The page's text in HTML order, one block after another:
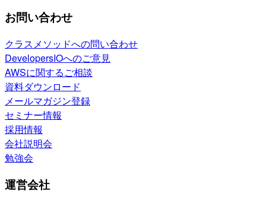
お問い合わせ
クラスメソッドへの問い合わせ
DevelopersIOへのご意見
AWSに関するご相談
資料ダウンロード
メールマガジン登録
セミナー情報
採用情報
会社説明会
勉強会
運営会社